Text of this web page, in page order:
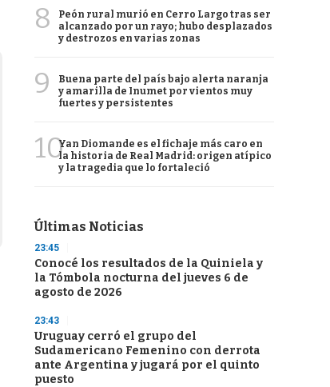
8
Peón rural murió en Cerro Largo tras ser
alcanzado por un rayo; hubo desplazados
y destrozos en varias zonas
9
Buena parte del país bajo alerta naranja
y amarilla de Inumet por vientos muy
fuertes y persistentes
10Yan Diomande es el fichaje más caro en
la historia de Real Madrid: origen atípico
y la tragedia que lo fortaleció
Últimas Noticias
23:45
Conocé los resultados de la Quiniela y
la Tómbola nocturna del jueves 6 de
agosto de 2026
23:43
Uruguay cerró el grupo del
Sudamericano Femenino con derrota
ante Argentina y jugará por el quinto
puesto